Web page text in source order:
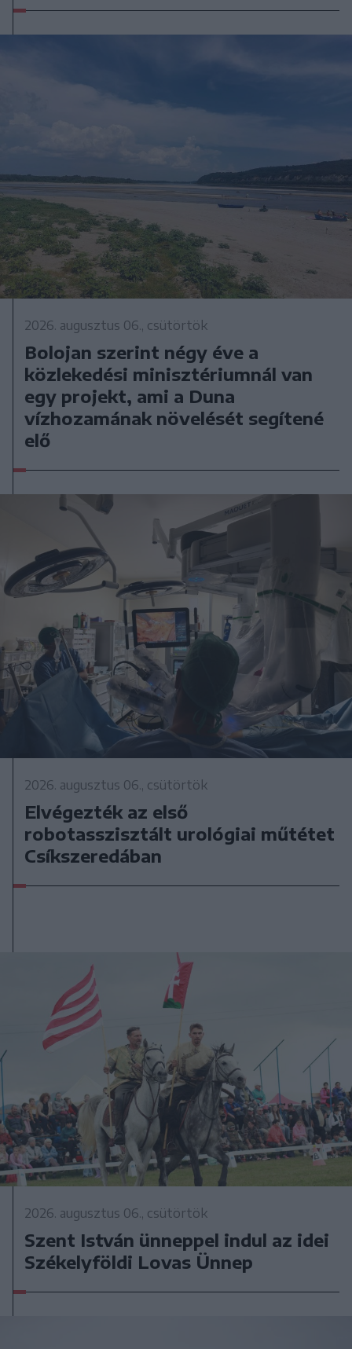
2026. augusztus 06., csütörtök
Bolojan szerint négy éve a
közlekedési minisztériumnál van
egy projekt, ami a Duna
vízhozamának növelését segítené
elő
2026. augusztus 06., csütörtök
Elvégezték az első
robotasszisztált urológiai műtétet
Csíkszeredában
2026. augusztus 06., csütörtök
Szent István ünneppel indul az idei
Székelyföldi Lovas Ünnep